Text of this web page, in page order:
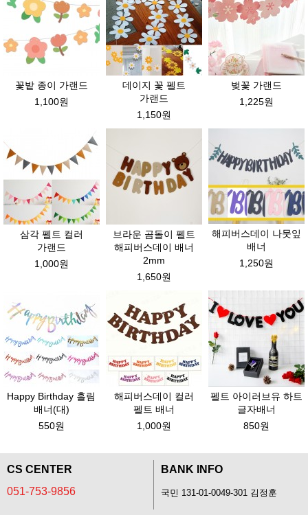
꽃밭 종이 가랜드
1,100원
데이지 꽃 펠트
가랜드
1,150원
벚꽃 가랜드
1,225원
삼각 펠트 컬러
가랜드
1,000원
브라운 곰돌이 펠트
해피버스데이 배너
2mm
1,650원
해피버스데이 나뭇잎
배너
1,250원
Happy Birthday 흘림
배너(대)
550원
해피버스데이 컬러
펠트 배너
1,000원
펠트 아이러브유 하트
글자배너
850원
CS CENTER
051-753-9856
BANK INFO
국민 131-01-0049-301 김정훈